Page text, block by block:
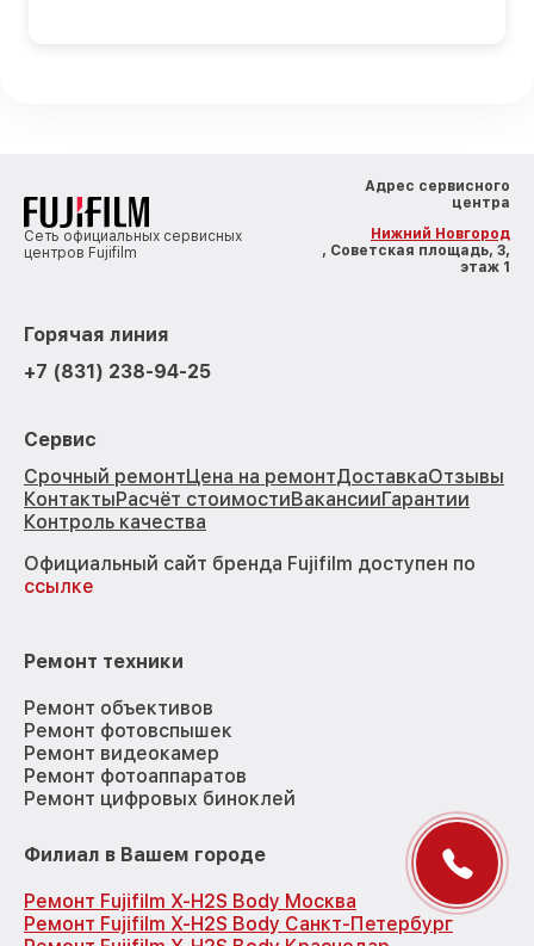
Сеть официальных сервисных
центров Fujifilm
Адрес сервисного
центра
Нижний Новгород
, Советская площадь, 3,
этаж 1
Горячая линия
+7 (831) 238-94-25
Сервис
Срочный ремонтЦена на ремонтДоставкаОтзывы
КонтактыРасчёт стоимостиВакансииГарантии
Контроль качества
Официальный сайт бренда Fujifilm доступен по
ссылке
Ремонт техники
Ремонт объективов
Ремонт фотовспышек
Ремонт видеокамер
Ремонт фотоаппаратов
Ремонт цифровых биноклей
Филиал в Вашем городе
Ремонт Fujifilm X-H2S Body Москва
Ремонт Fujifilm X-H2S Body Санкт-Петербург